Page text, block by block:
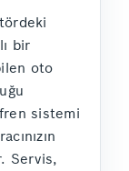
bir
oto
sistemi
Servis,